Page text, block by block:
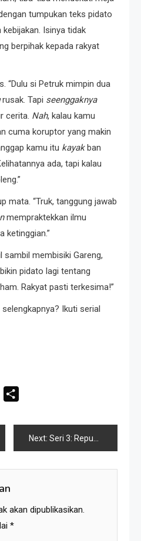
tumpukan teks pidato
Isinya tidak
berpihak kepada rakyat
“Dulu si Petruk mimpin dua
rusak. Tapi seenggaknya
cerita. Nah, kalau kamu
cuma koruptor yang makin
kamu itu kayakban
ada, tapi kalau
mata. “Truk, tanggung jawab
mempraktekkan ilmu
ketinggian.”
membisiki Gareng,
pidato lagi tentang
Rakyat pasti terkesima!”
Ikuti serial
Copy
Next: Seri 3: Republik Karang Kedempel, Demonstrasi Mirroring dan Rakyat yang Jengah
akan dipublikasikan.
*